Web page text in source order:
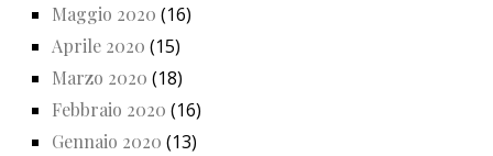
Maggio 2020 (16)
Aprile 2020 (15)
Marzo 2020 (18)
Febbraio 2020 (16)
Gennaio 2020 (13)